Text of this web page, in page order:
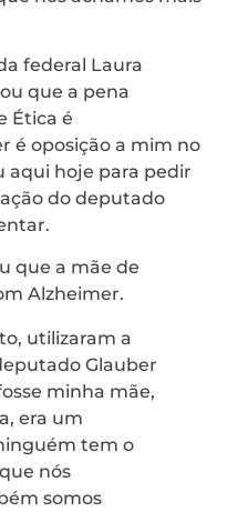
federal Laura
que a pena
Ética é
é oposição a mim no
aqui hoje para pedir
do deputado
que a mãe de
Alzheimer.
utilizaram a
Glauber
minha mãe,
era um
tem o
nós
somos